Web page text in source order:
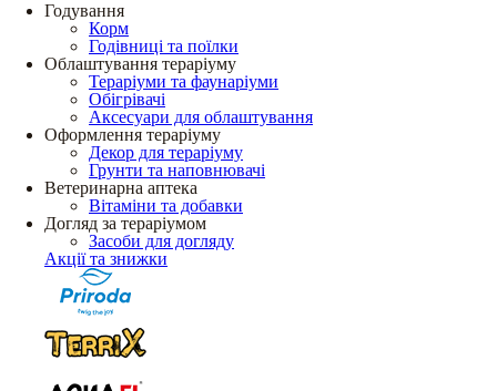
Годування
Корм
Годівниці та поїлки
Облаштування тераріуму
Тераріуми та фаунаріуми
Обігрівачі
Аксесуари для облаштування
Оформлення тераріуму
Декор для тераріуму
Грунти та наповнювачі
Ветеринарна аптека
Вітаміни та добавки
Догляд за тераріумом
Засоби для догляду
Акції та знижки